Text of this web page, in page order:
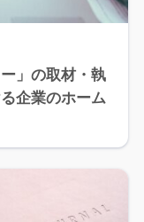
」の取材・執
企業のホーム